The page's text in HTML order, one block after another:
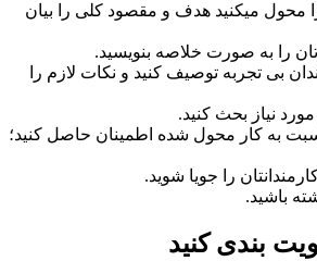
میکنید هدف و مقصود کلی را بیان
را به صورت خلاصه بنویسید.
بی تجربه توصیف کنید و نکات لازم را
نیاز بحث کنید.
کار محول شده اطمینان حاصل کنید؛
را جویا شوید.
بندی کنید